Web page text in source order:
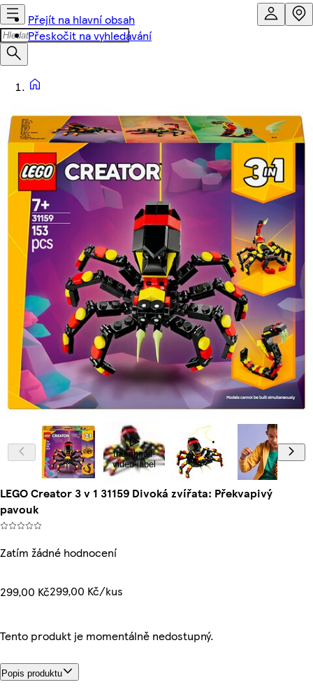
Přejít na hlavní obsah
Přeskočit na vyhledávání
thumbnail-
video-label
LEGO Creator 3 v 1 31159 Divoká zvířata: Překvapivý
pavouk
Zatím žádné hodnocení
299,00 Kč299,00 Kč/kus
Tento produkt je momentálně nedostupný.
Popis produktu